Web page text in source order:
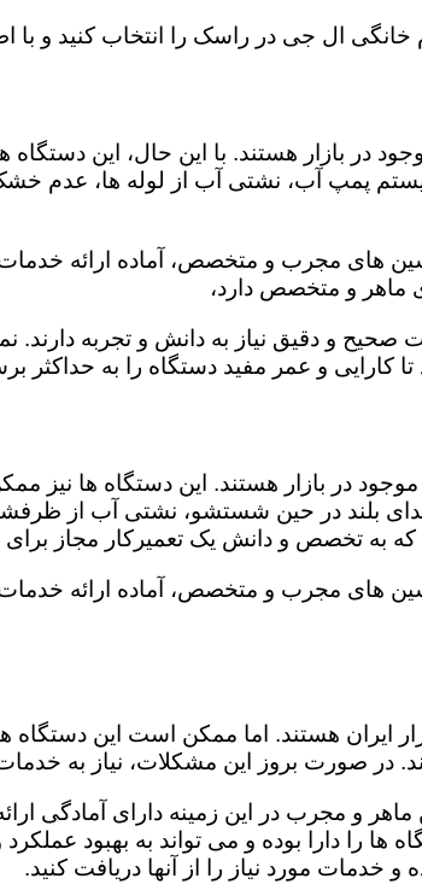
خانگی ال جی در راسک را انتخاب کنید و با
در بازار هستند. با این حال، این
پمپ آب، نشتی آب از لوله ها، عدم
های مجرب و متخصص، آماده ارائه
ماهر و متخصص دارد،
صحیح و دقیق نیاز به دانش و تجربه
و عمر مفید دستگاه را به حداکثر
در بازار هستند. این دستگاه ها نیز
بلند در حین شستشو، نشتی آب از
به تخصص و دانش یک تعمیرکار مجاز برای
های مجرب و متخصص، آماده ارائه
ایران هستند. اما ممکن است این
در صورت بروز این مشکلات، نیاز به خدمات
و مجرب در این زمینه دارای آمادگی
را دارا بوده و می تواند به بهبود
خدمات مورد نیاز را از آنها دریافت کنید.